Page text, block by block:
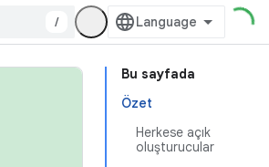
/
Bu sayfada
Özet
Herkese açık
oluşturucular